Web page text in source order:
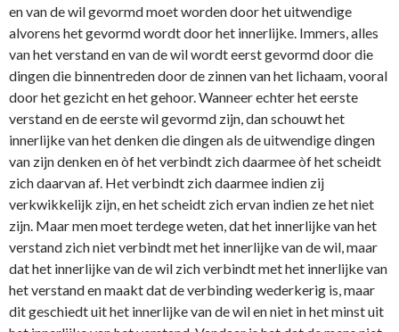
en van de wil gevormd moet worden door het uitwendige
alvorens het gevormd wordt door het innerlijke. Immers, alles
van het verstand en van de wil wordt eerst gevormd door die
dingen die binnentreden door de zinnen van het lichaam, vooral
door het gezicht en het gehoor. Wanneer echter het eerste
verstand en de eerste wil gevormd zijn, dan schouwt het
innerlijke van het denken die dingen als de uitwendige dingen
van zijn denken en òf het verbindt zich daarmee òf het scheidt
zich daarvan af. Het verbindt zich daarmee indien zij
verkwikkelijk zijn, en het scheidt zich ervan indien ze het niet
zijn. Maar men moet terdege weten, dat het innerlijke van het
verstand zich niet verbindt met het innerlijke van de wil, maar
dat het innerlijke van de wil zich verbindt met het innerlijke van
het verstand en maakt dat de verbinding wederkerig is, maar
dit geschiedt uit het innerlijke van de wil en niet in het minst uit